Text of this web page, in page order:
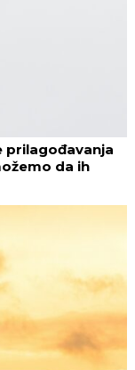
prilagođavanja
da ih